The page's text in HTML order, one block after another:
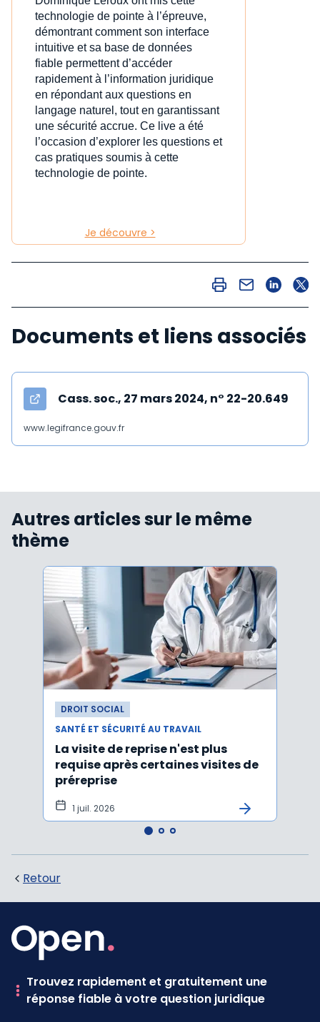
technologie de pointe à l’épreuve,
démontrant comment son interface
intuitive et sa base de données
fiable permettent d’accéder
rapidement à l’information juridique
en répondant aux questions en
langage naturel, tout en garantissant
une sécurité accrue. Ce live a été
l’occasion d’explorer les questions et
cas pratiques soumis à cette
technologie de pointe.
Je découvre >
Documents et liens associés
Cass. soc., 27 mars 2024, n° 22-20.649
www.legifrance.gouv.fr
Autres articles sur le même
thème
DROIT SOCIAL
SANTÉ ET SÉCURITÉ AU TRAVAIL
La visite de reprise n'est plus
requise après certaines visites de
préreprise
1 juil. 2026
Retour
Trouvez rapidement et gratuitement une
réponse fiable à votre question juridique